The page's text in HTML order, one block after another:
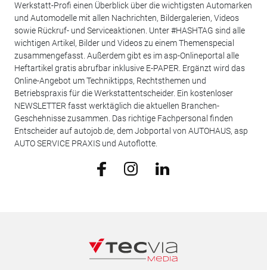
Werkstatt-Profi einen Überblick über die wichtigsten Automarken
und Automodelle mit allen Nachrichten, Bildergalerien, Videos
sowie Rückruf- und Serviceaktionen. Unter #HASHTAG sind alle
wichtigen Artikel, Bilder und Videos zu einem Themenspecial
zusammengefasst. Außerdem gibt es im asp-Onlineportal alle
Heftartikel gratis abrufbar inklusive E-PAPER. Ergänzt wird das
Online-Angebot um Techniktipps, Rechtsthemen und
Betriebspraxis für die Werkstattentscheider. Ein kostenloser
NEWSLETTER fasst werktäglich die aktuellen Branchen-
Geschehnisse zusammen. Das richtige Fachpersonal finden
Entscheider auf autojob.de, dem Jobportal von AUTOHAUS, asp
AUTO SERVICE PRAXIS und Autoflotte.